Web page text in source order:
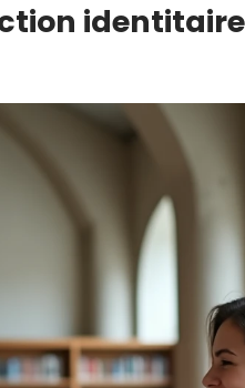
identitaire